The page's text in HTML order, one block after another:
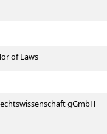
of Laws
gGmbH